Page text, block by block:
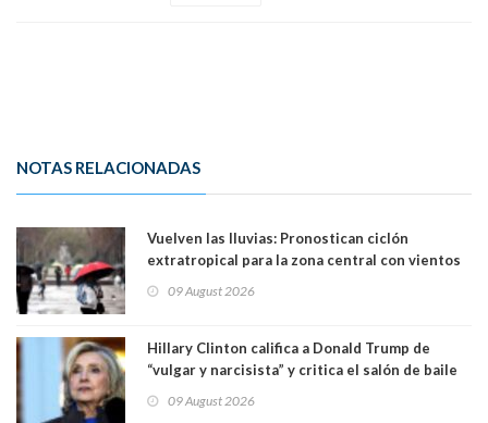
NOTAS RELACIONADAS
Vuelven las lluvias: Pronostican ciclón
extratropical para la zona central con vientos
09 August 2026
Hillary Clinton califica a Donald Trump de
“vulgar y narcisista” y critica el salón de baile
casa. Y la está destruyendo”
09 August 2026